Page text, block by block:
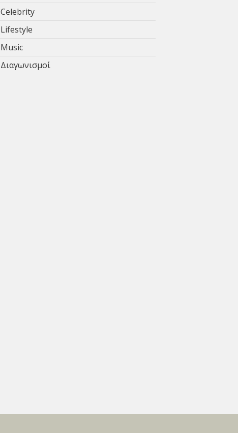
Celebrity
Lifestyle
Music
Διαγωνισμοί